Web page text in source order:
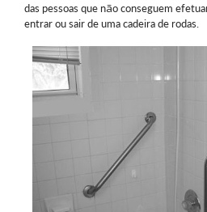
das pessoas que não conseguem
entrar ou sair de uma cadeira de rodas.